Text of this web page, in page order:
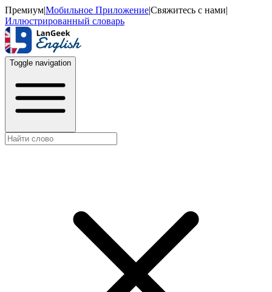
Премиум|Мобильное Приложение|Свяжитесь с нами|
Иллюстрированный словарь
Toggle navigation